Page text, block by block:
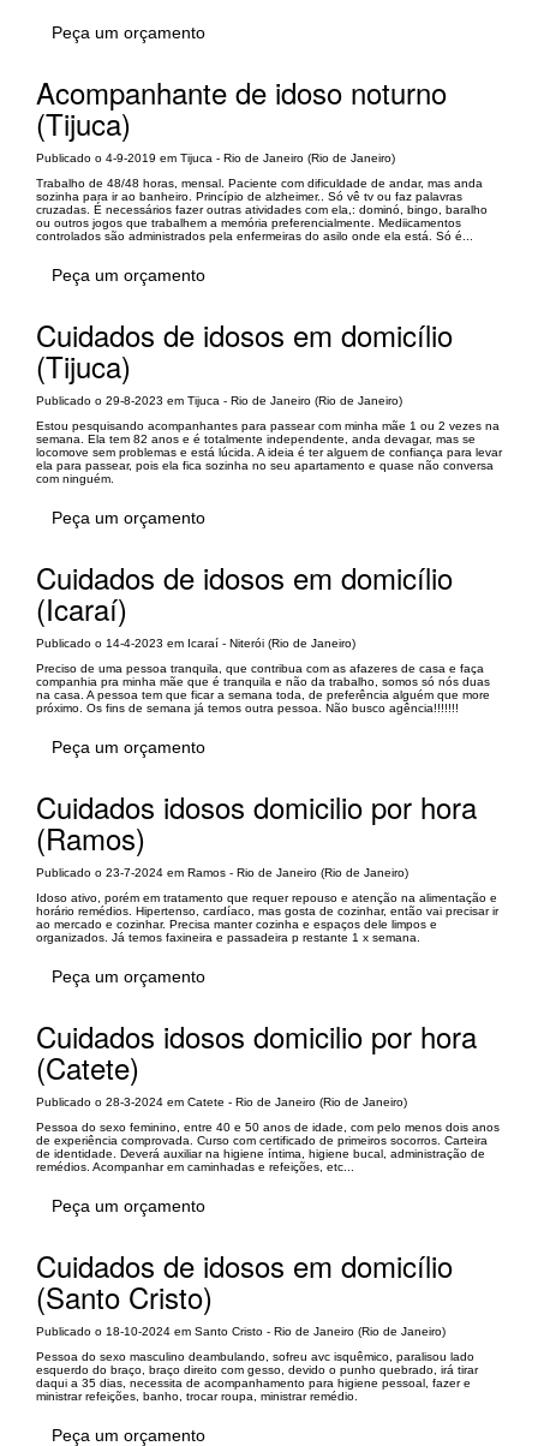
Peça um orçamento
Acompanhante de idoso noturno
(Tijuca)
Publicado o 4-9-2019 em Tijuca - Rio de Janeiro (Rio de Janeiro)
Trabalho de 48/48 horas, mensal. Paciente com dificuldade de andar, mas anda
sozinha para ir ao banheiro. Princípio de alzheimer.. Só vê tv ou faz palavras
cruzadas. É necessários fazer outras atividades com ela,: dominó, bingo, baralho
ou outros jogos que trabalhem a memória preferencialmente. Mediicamentos
controlados são administrados pela enfermeiras do asilo onde ela está. Só é...
Peça um orçamento
Cuidados de idosos em domicílio
(Tijuca)
Publicado o 29-8-2023 em Tijuca - Rio de Janeiro (Rio de Janeiro)
Estou pesquisando acompanhantes para passear com minha mãe 1 ou 2 vezes na
semana. Ela tem 82 anos e é totalmente independente, anda devagar, mas se
locomove sem problemas e está lúcida. A ideia é ter alguem de confiança para levar
ela para passear, pois ela fica sozinha no seu apartamento e quase não conversa
com ninguém.
Peça um orçamento
Cuidados de idosos em domicílio
(Icaraí)
Publicado o 14-4-2023 em Icaraí - Niterói (Rio de Janeiro)
Preciso de uma pessoa tranquila, que contribua com as afazeres de casa e faça
companhia pra minha mãe que é tranquila e não da trabalho, somos só nós duas
na casa. A pessoa tem que ficar a semana toda, de preferência alguém que more
próximo. Os fins de semana já temos outra pessoa. Não busco agência!!!!!!!
Peça um orçamento
Cuidados idosos domicilio por hora
(Ramos)
Publicado o 23-7-2024 em Ramos - Rio de Janeiro (Rio de Janeiro)
Idoso ativo, porém em tratamento que requer repouso e atenção na alimentação e
horário remédios. Hipertenso, cardíaco, mas gosta de cozinhar, então vai precisar ir
ao mercado e cozinhar. Precisa manter cozinha e espaços dele limpos e
organizados. Já temos faxineira e passadeira p restante 1 x semana.
Peça um orçamento
Cuidados idosos domicilio por hora
(Catete)
Publicado o 28-3-2024 em Catete - Rio de Janeiro (Rio de Janeiro)
Pessoa do sexo feminino, entre 40 e 50 anos de idade, com pelo menos dois anos
de experiência comprovada. Curso com certificado de primeiros socorros. Carteira
de identidade. Deverá auxiliar na higiene íntima, higiene bucal, administração de
remédios. Acompanhar em caminhadas e refeições, etc...
Peça um orçamento
Cuidados de idosos em domicílio
(Santo Cristo)
Publicado o 18-10-2024 em Santo Cristo - Rio de Janeiro (Rio de Janeiro)
Pessoa do sexo masculino deambulando, sofreu avc isquêmico, paralisou lado
esquerdo do braço, braço direito com gesso, devido o punho quebrado, irá tirar
daqui a 35 dias, necessita de acompanhamento para higiene pessoal, fazer e
ministrar refeições, banho, trocar roupa, ministrar remédio.
Peça um orçamento